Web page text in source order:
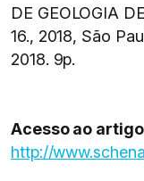
DE GEOLOGIA
16., 2018, São
2018. 9p.
Acesso ao
http://